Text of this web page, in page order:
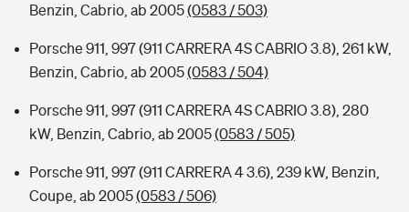
Benzin, Cabrio, ab 2005(0583 / 503)
Porsche 911, 997 (911 CARRERA 4S CABRIO 3.8), 261 kW,
Benzin, Cabrio, ab 2005(0583 / 504)
Porsche 911, 997 (911 CARRERA 4S CABRIO 3.8), 280
kW, Benzin, Cabrio, ab 2005(0583 / 505)
Porsche 911, 997 (911 CARRERA 4 3.6), 239 kW, Benzin,
Coupe, ab 2005(0583 / 506)